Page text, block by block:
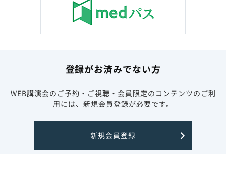
登録がお済みでない方
WEB講演会のご予約・ご視聴・会員限定のコンテンツのご利
用には、新規会員登録が必要です。
新規会員登録